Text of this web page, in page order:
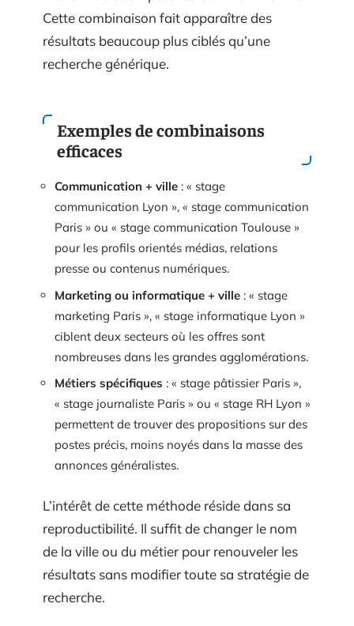
Cette combinaison fait apparaître des
résultats beaucoup plus ciblés qu’une
recherche générique.
Exemples de combinaisons
efficaces
Communication + ville : « stage
communication Lyon », « stage communication
Paris » ou « stage communication Toulouse »
pour les profils orientés médias, relations
presse ou contenus numériques.
Marketing ou informatique + ville : « stage
marketing Paris », « stage informatique Lyon »
ciblent deux secteurs où les offres sont
nombreuses dans les grandes agglomérations.
Métiers spécifiques : « stage pâtissier Paris »,
« stage journaliste Paris » ou « stage RH Lyon »
permettent de trouver des propositions sur des
postes précis, moins noyés dans la masse des
annonces généralistes.
L’intérêt de cette méthode réside dans sa
reproductibilité. Il suffit de changer le nom
de la ville ou du métier pour renouveler les
résultats sans modifier toute sa stratégie de
recherche.